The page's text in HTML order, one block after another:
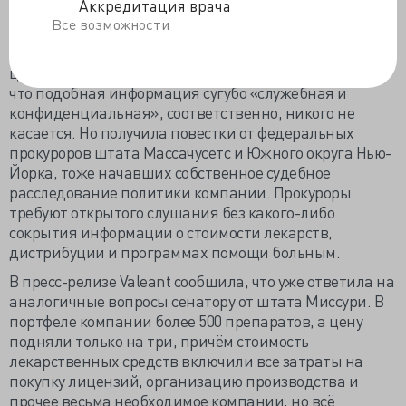
Аккредитация врача
Все возможности
демократов из Комитета по контролю и
правительственным реформам Конгресса,
ценовой политике. Тогда руководство фирмы завило,
что подобная информация сугубо «служебная и
конфиденциальная», соответственно, никого не
касается. Но получила повестки от федеральных
прокуроров штата Массачусетс и Южного округа Нью-
Йорка, тоже начавших собственное судебное
расследование политики компании. Прокуроры
требуют открытого слушания без какого-либо
сокрытия информации о стоимости лекарств,
дистрибуции и программах помощи больным.
В пресс-релизе Valeant сообщила, что уже ответила на
аналогичные вопросы сенатору от штата Миссури. В
портфеле компании более 500 препаратов, а цену
подняли только на три, причём стоимость
лекарственных средств включили все затраты на
покупку лицензий, организацию производства и
прочее весьма необходимое компании, но всё